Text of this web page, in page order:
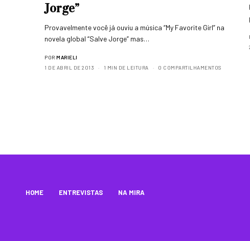
Jorge”
Provavelmente você já ouviu a música “My Favorite Girl” na
novela global “Salve Jorge” mas…
POR MARIELI
1 DE ABRIL DE 2013
1 MIN DE LEITURA 0 COMPARTILHAMENTOS
HOME ENTREVISTAS NA MIRA